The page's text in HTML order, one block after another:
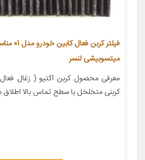
فیلتر کربن
میتسوبیشی لنسر
معرفی محصول کربن اکتیو ( زغال
کربنی متخلخل با سطح تماس بالا